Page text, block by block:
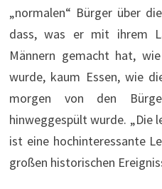
„normalen“ Bürger über
dass, was er mit ihrem
Männern gemacht hat,
wurde, kaum Essen, wie
morgen von den
hinweggespült wurde. „Die
ist eine hochinteressante
großen historischen